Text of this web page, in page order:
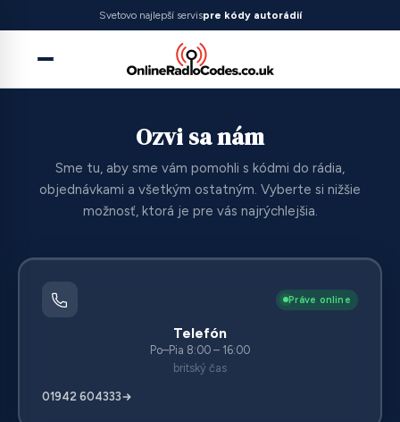
Svetovo najlepší servispre kódy autorádií
Ozvi sa nám
Sme tu, aby sme vám pomohli s kódmi do rádia,
objednávkami a všetkým ostatným. Vyberte si nižšie
možnosť, ktorá je pre vás najrýchlejšia.
Práve online
Telefón
Po–Pia 8:00 – 16:00
britský čas
01942 604333